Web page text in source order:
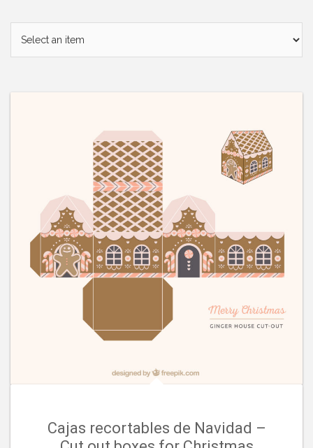
Cajas recortables de Navidad –